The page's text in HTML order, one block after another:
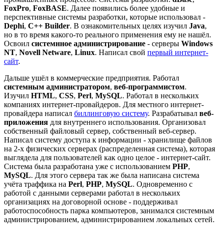
FoxPro, FoxBASE. Далее появились более удобные и
перспективные системы разработки, которые использовал -
Dephi, C++ Builder. В ознакомительных целях изучил Java,
но в то время какого-то реального применения ему не нашёл.
Освоил системнное администрирование - серверы Windows
NT, Novell Netware, Linux. Написал свой первый интернет-
сайт.
Дальше ушёл в коммерческие предприятия. Работал
системным администратором, веб-программистом.
Изучил HTML, CSS, Perl, MySQL. Работал в нескольких
компаниях интернет-провайдеров. Для местного интернет-
провайдера написал биллинговую систему. Разрабатывал веб-
приложения для внутреннего использования. Организовал
собственный файловый сервер, собственный веб-сервер.
Написал систему доступа к информации - хранилище файлов
на 2-х физических серверах (распределенная система), которая
выглядела для пользователей как одно целое - интернет-сайт.
Система была разработана уже с использованием PHP,
MySQL. Для этого сервера так же была написана система
учёта траффика на Perl, PHP, MySQL. Одновременно с
работой с данными серверами работал в нескольких
организациях на договорной основе - поддерживал
работоспособность парка компьютеров, занимался системным
администрированием, администрированием локальных сетей.